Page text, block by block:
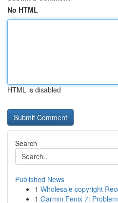
No HTML
HTML is disabled
Search
Published News
1 Wholesale copyright
1 Garmin Fenix 7: